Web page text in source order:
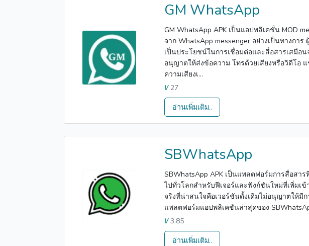
GM WhatsApp
GM WhatsApp APK เป็นแอปพลิเคชั่น MOD
จาก WhatsApp messenger อย่างเป็นทางก
เป็นประโยชน์ในการเชื่อมต่อและสื่อสารเสมือ
อนุญาตให้ส่งข้อความ โทรด้วยเสียงหรือวิดีโอ
ความเสียงเ...
V27
อ่านเพิ่มเติม..
SBWhatsApp
SBWhatsApp APK เป็นแพลตฟอร์มการสื่อสา
ไปทั่วโลกสำหรับฟีเจอร์และฟังก์ชันใหม่ที่เพิ่มเข้
จริงที่น่าสนใจคือเวอร์ชันดั้งเดิมไม่อนุญาตให้
แพลตฟอร์มแอปพลิเคชันล่าสุดของ
V3.85
อ่านเพิ่มเติม..